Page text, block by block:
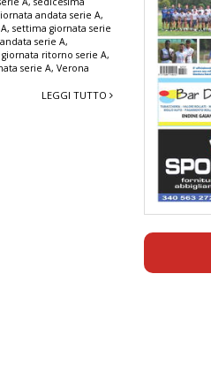
andata serie A,
,settima giornata serie
serie A,
ritorno serie A,
serie A,Verona
LEGGI TUTTO